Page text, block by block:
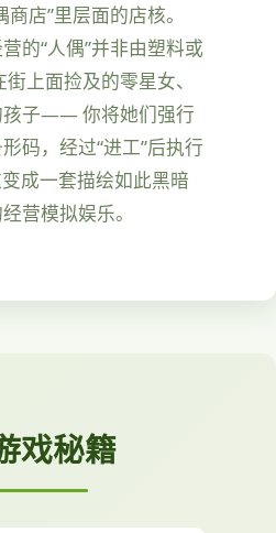
店”里层面的店核。
的“人偶”并非由塑料或
上面捡及的零星女、
孩子—— 你将她们强行
码，经过“进工”后执行
成一套描绘如此黑暗
营模拟娱乐。
戏秘籍